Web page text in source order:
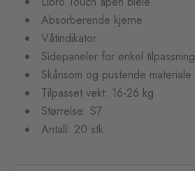
Absorberende kjerne
Våtindikator
Sidepaneler for enkel tilpassning
Skånsom og pustende materiale
Tilpasset vekt: 16-26 kg
Størrelse: S7
Antall: 20 stk